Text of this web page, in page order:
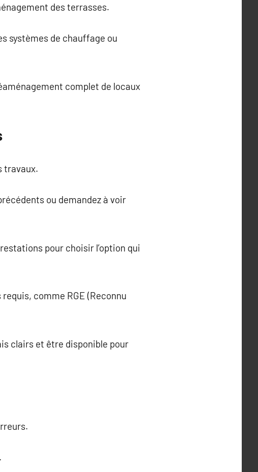
des terrasses.
systèmes de chauffage ou
complet de locaux
travaux.
ou demandez à voir
pour choisir l’option qui
comme RGE (Reconnu
clairs et être disponible pour